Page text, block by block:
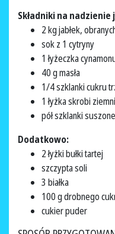
Składniki na nadzienie
2 kg jabłek,
sok z 1 cytryny
1 łyżeczka
40 g masła
1/4 szklanki cukru
1 łyżka skrobi
pół szklanki
Dodatkowo:
2 łyżki bułki tartej
szczypta soli
3 białka
100 g drobnego
cukier puder